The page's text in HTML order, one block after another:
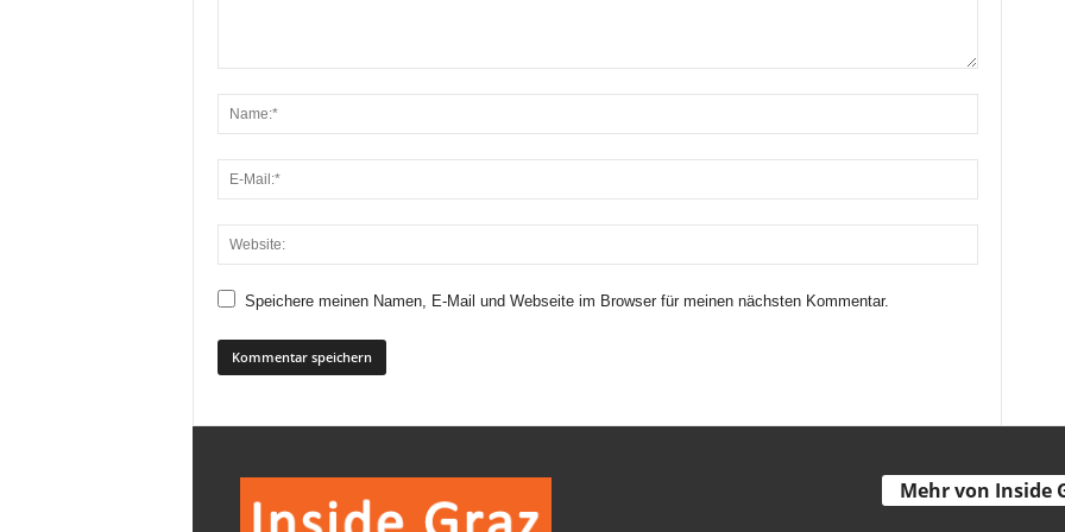
Speichere meinen Namen, E-Mail und Webseite im Browser für meinen nächsten Kommentar.
Mehr von Inside